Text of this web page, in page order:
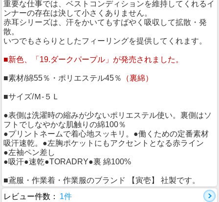
重要な仕事では、ベストコンディションを維持してくれるイ
ンナーの存在は決して小さくありません。
赤耳シリーズは、汗をかいてもすばやく吸収して拡散・発
散。
いつでもさらりとしたフィーリングを提供してくれます。
■新色、「19.ダークパープル」が発売されました。
■素材/綿55％・ポリエステル45％ （裏綿）
■サイズ/Ｍ-５Ｌ
●表側は洗濯時の縮みが少ないポリエステル使い。裏側はソ
フトでしなやかな肌触りの綿100％
●プリントネームで着心地スッキリ。●働くための定番素材
吸汗速乾。●左胸ポケットにもアクセントとなる赤ライン
●左袖ペン差し
●吸汗●速乾●TORADRY●裏 綿100%
■鳶服・作業着・作業服のブランド 【寅壱】 社製です。
レビュー件数：
1件